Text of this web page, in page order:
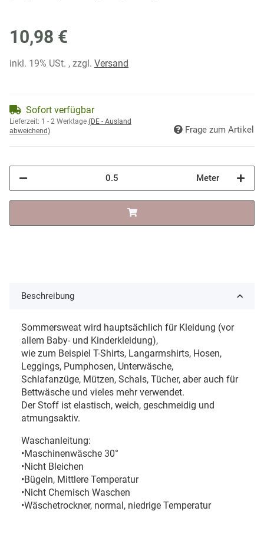
10,98 €
inkl. 19% USt. , zzgl. Versand
Sofort verfügbar
Lieferzeit: 1 - 2 Werktage (DE - Ausland
abweichend)
Frage zum Artikel
Meter
Beschreibung
Sommersweat wird hauptsächlich für Kleidung (vor
allem Baby- und Kinderkleidung),
wie zum Beispiel T-Shirts, Langarmshirts, Hosen,
Leggings, Pumphosen, Unterwäsche,
Schlafanzüge, Mützen, Schals, Tücher, aber auch für
Bettwäsche und vieles mehr verwendet.
Der Stoff ist elastisch, weich, geschmeidig und
atmungsaktiv.
Waschanleitung:
•Maschinenwäsche 30°
•Nicht Bleichen
•Bügeln, Mittlere Temperatur
•Nicht Chemisch Waschen
•Wäschetrockner, normal, niedrige Temperatur